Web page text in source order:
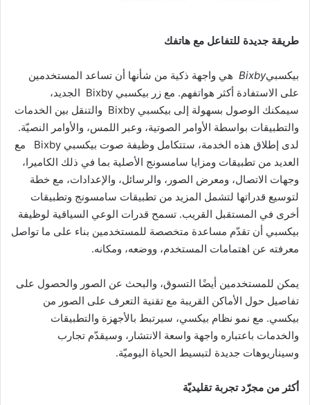
طريقة جديدة للتفاعل مع هاتفك
بيكسبيBixby هي واجهة ذكية من شأنها أن تساعد المستخدمين
على الاستفادة أكثر هواتفهم. مع زر بيكسبي Bixby الجديد،
سيمكنك الوصول بسهولة إلى بيكسبي Bixby
والتنقل بين الخدمات
والتطبيقات بواسطة الأوامر الصوتية، وعبر اللمس، والأوامر النصيّة.
لدى إطلاق هذه الخدمة، ستتكامل وظيفة صوت بيكسبي Bixby مع
العديد من تطبيقات ومزايا سامسونج الأصلية بما في ذلك الكاميرا،
وجهات الاتصال، ومعرض الصور، والرسائل، والإعدادات، مع خطة
لتوسيع قدراتها لتشمل المزيد من تطبيقات سامسونج وتطبيقات
أخرى في المستقبل القريب. تسمح قدرات الوعي السياقية لوظيفة
بيكسبي أن تقدّم مساعدة متخصصة للمستخدمين بناء على ما تواصل
معرفته عن اهتمامات المستخدم، ووضعه، ومكانه.
يمكن للمستخدمين أيضًا التسوق، والبحث عن الصور والحصول على
تفاصيل حول الأماكن القريبة مع تقنية التعرف على الصور من
بيكسي. مع نمو نظام بيكسي، سيرتبط بالأجهزة والتطبيقات
والخدمات باعتباره واجهة واسعة الانتشار، وسيقدّم تجارب
وسيناريوهات جديدة لتبسيط الحياة اليوميّة.
أكثر من مجرّدتجربة تقليديّة